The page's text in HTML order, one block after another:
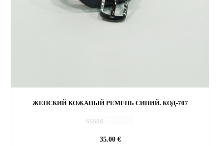
ЖЕНСКИЙ КОЖАНЫЙ РЕМЕНЬ СИНИЙ. КОД-707
35.00 €